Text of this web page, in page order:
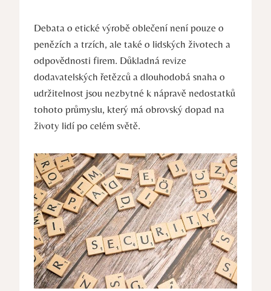
Debata o etické výrobě oblečení není pouze o
penězích a trzích, ale také o lidských životech a
odpovědnosti firem. Důkladná revize
dodavatelských řetězců a dlouhodobá snaha o
udržitelnost jsou nezbytné k nápravě nedostatků
tohoto průmyslu, který má obrovský dopad na
životy lidí po celém světě.